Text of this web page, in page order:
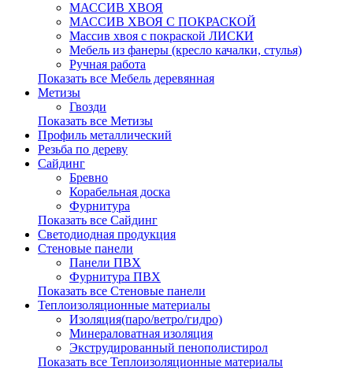
МАССИВ ХВОЯ
МАССИВ ХВОЯ С ПОКРАСКОЙ
Массив хвоя с покраской ЛИСКИ
Мебель из фанеры (кресло качалки, стулья)
Ручная работа
Показать все Мебель деревянная
Метизы
Гвозди
Показать все Метизы
Профиль металлический
Резьба по дереву
Сайдинг
Бревно
Корабельная доска
Фурнитура
Показать все Сайдинг
Светодиодная продукция
Стеновые панели
Панели ПВХ
Фурнитура ПВХ
Показать все Стеновые панели
Теплоизоляционные материалы
Изоляция(паро/ветро/гидро)
Минераловатная изоляция
Экструдированный пенополистирол
Показать все Теплоизоляционные материалы